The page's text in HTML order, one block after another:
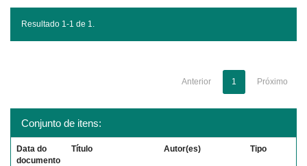
Resultado 1-1 de 1.
Anterior 1 Próximo
Conjunto de itens:
Data do
documento
Título Autor(es) Tipo